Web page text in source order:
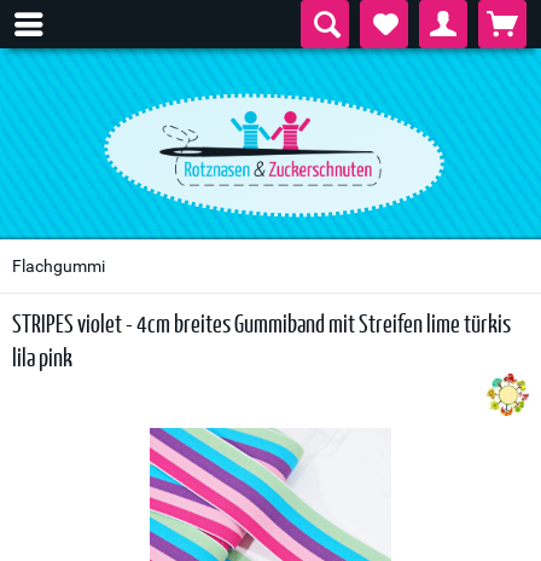
Flachgummi
STRIPES violet - 4cm breites Gummiband mit Streifen lime türkis
lila pink